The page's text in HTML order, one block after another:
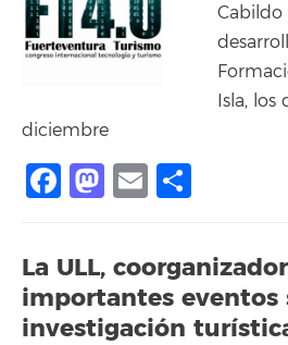
Cabildo
Isla, los
diciembre
Facebook
Mastodon
Email
La ULL,
importantes eventos
investigación